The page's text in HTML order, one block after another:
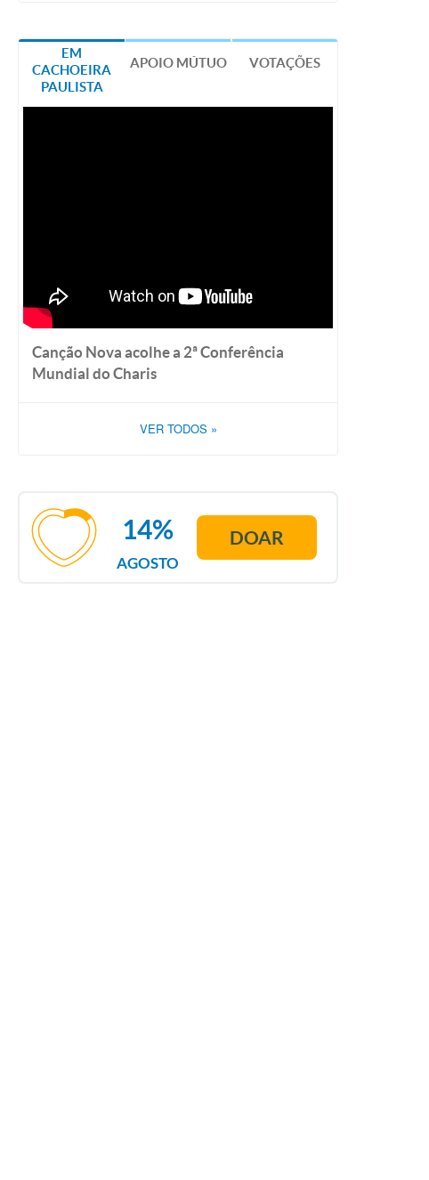
EM
CACHOEIRA
PAULISTA
APOIO MÚTUO VOTAÇÕES
Canção Nova acolhe a 2ª Conferência
Mundial do Charis
VER TODOS »
AGOSTO
14% DOAR